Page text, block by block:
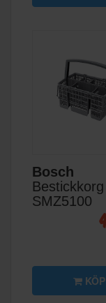
Bosch
Bestickkorg
SMZ5100
KÖP